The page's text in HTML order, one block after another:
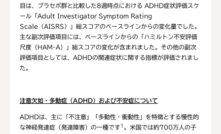
目は、プラセボ群と比較した8週時点における ADHD症状評価スケ
ール「Adult Investigator Symptom Rating
Scale（AISRS）」総スコアのベースラインからの変化量でした。
主な副次評価項目には、ベースラインからの「ハミルトン不安評価
尺度（HAM-A）」総スコアの変化が含まれました。その他の副次
評価項目としては、ADHDの関連症状に関する指標が評価されまし
た。
注意欠如・多動症（ADHD）および不安症について
ADHDは、主に「不注意」「多動性・衝動性」を特徴とする慢性的
な神経発達症（発達障害）の一種です 1 。米国では約700万人の子